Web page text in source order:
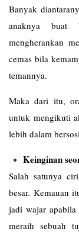
Banyak
anaknya buat
mengherankan
cemas bila
temannya.
Maka dari itu,
untuk mengikuti
lebih dalam
Keinginan
Salah satunya
besar. Kemauan
jadi wajar apabila
meraih sebuah